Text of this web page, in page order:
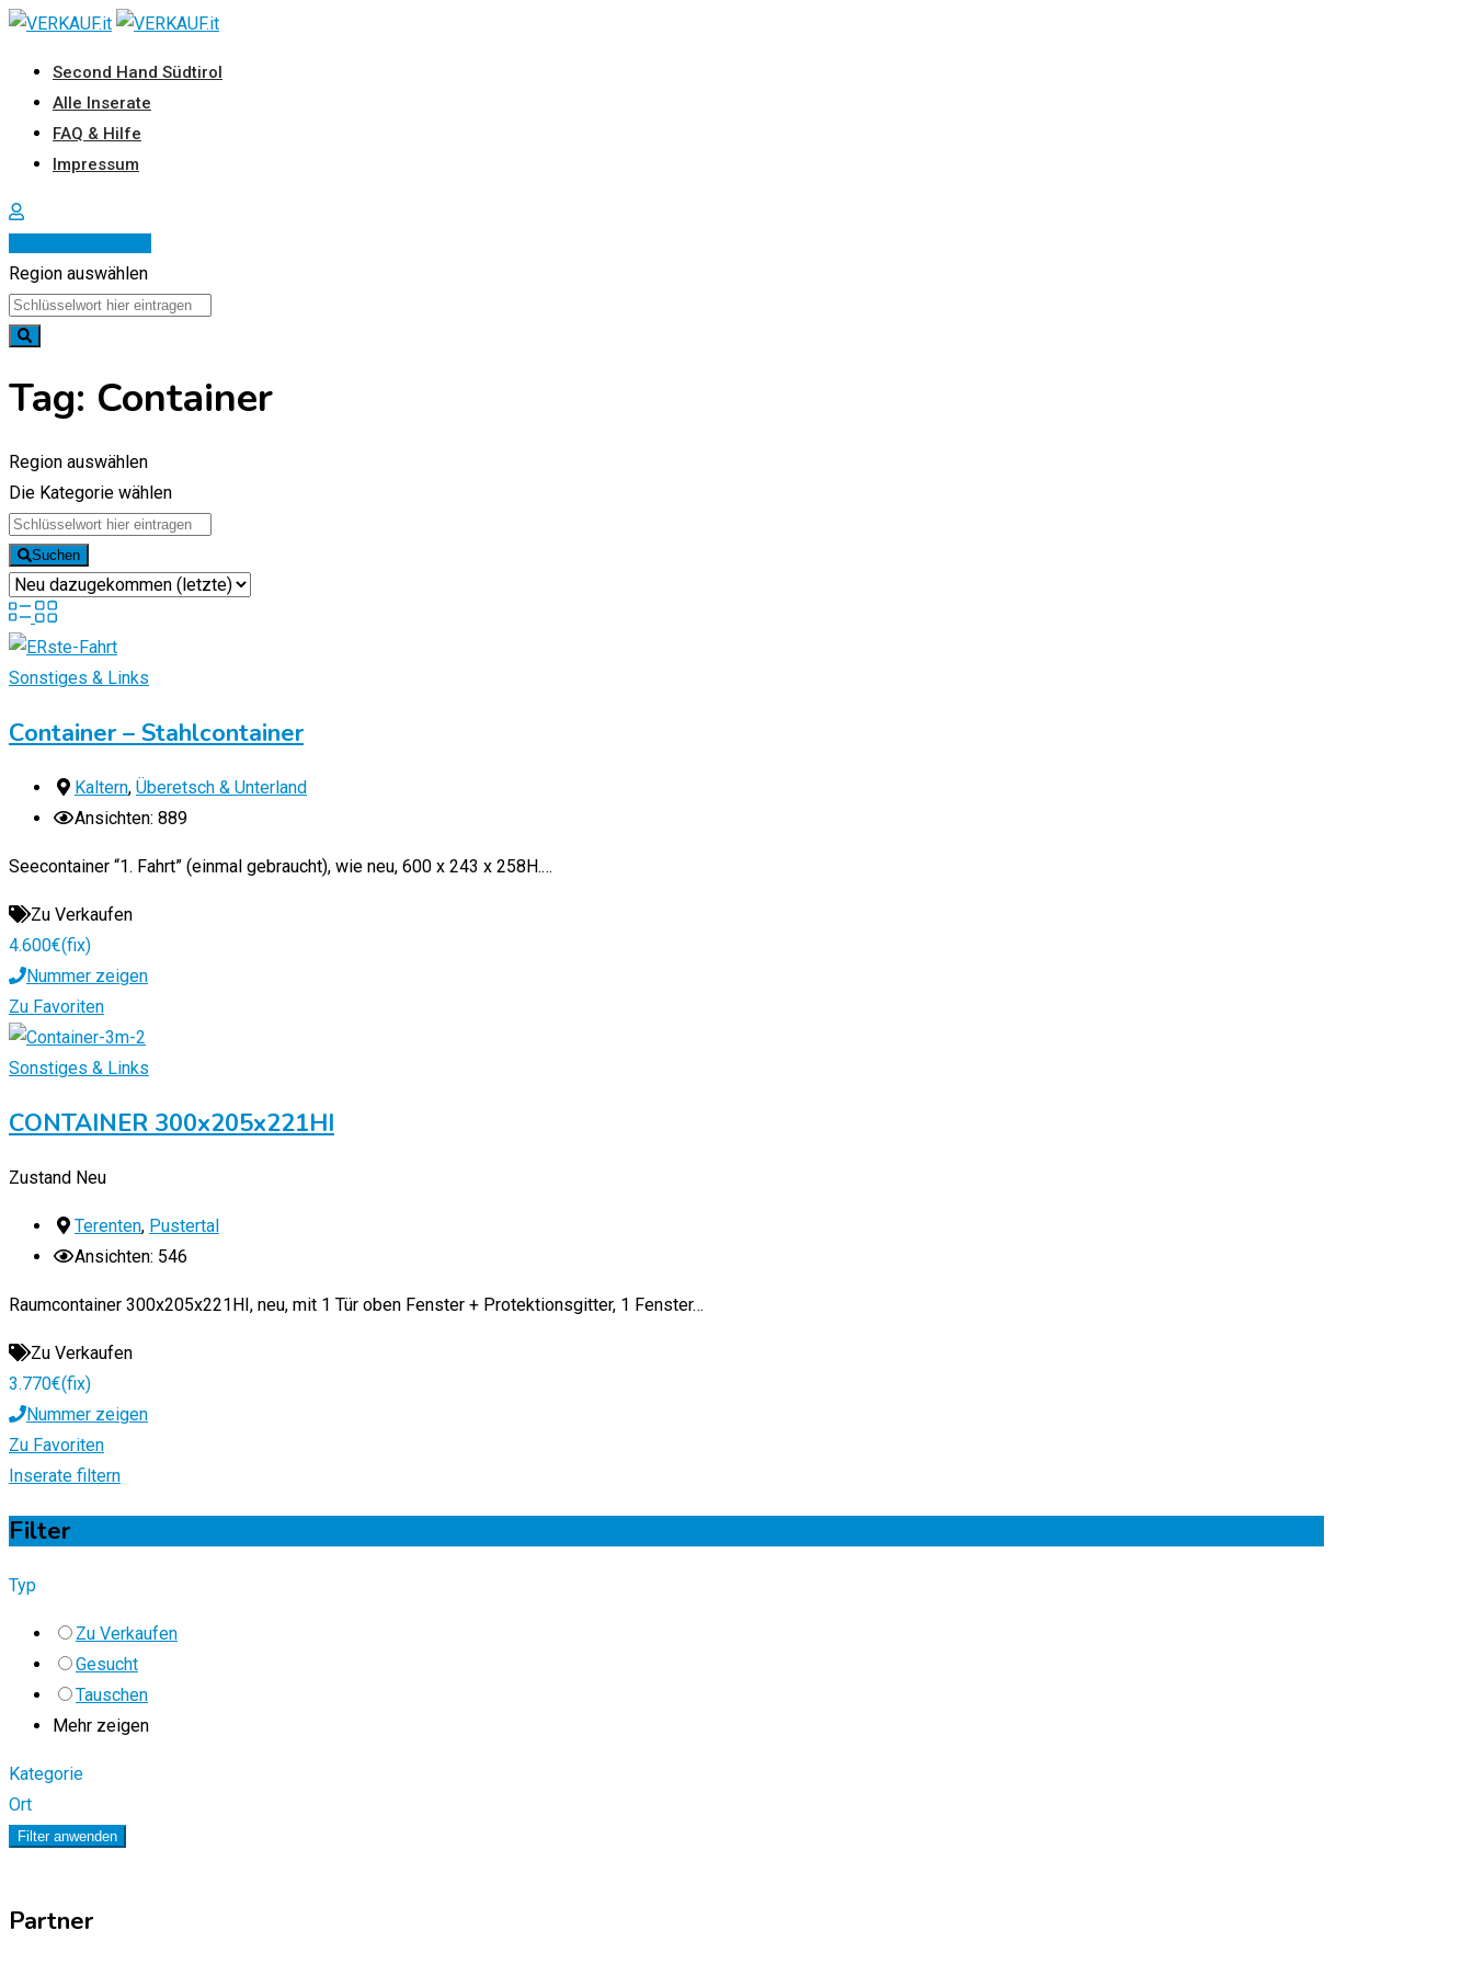
Zum
springen
Second Hand Südtirol
Alle Inserate
FAQ & Hilfe
Impressum
Region auswählen
Tag: Container
Region auswählen
Die Kategorie wählen
Suchen
Sonstiges & Links
Container – Stahlcontainer
Kaltern, Überetsch & Unterland
Ansichten: 889
Seecontainer “1. Fahrt” (einmal gebraucht), wie neu, 600 x 243 x 258H.…
Zu Verkaufen
4.600€(fix)
Nummer zeigen
Zu Favoriten
Sonstiges & Links
CONTAINER 300x205x221HI
Zustand Neu
Terenten, Pustertal
Ansichten: 546
Raumcontainer 300x205x221HI, neu, mit 1 Tür oben Fenster + Protektionsgitter, 1 Fenster…
Zu Verkaufen
3.770€(fix)
Nummer zeigen
Zu Favoriten
Inserate filtern
Filter
Typ
Zu Verkaufen
Gesucht
Tauschen
Mehr zeigen
Kategorie
Ort
Filter anwenden
Partner